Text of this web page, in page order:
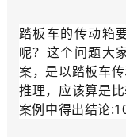
踏板车的传动箱
呢？这个问题大
案，是以踏板车
推理，应该算是
案例中得出结论